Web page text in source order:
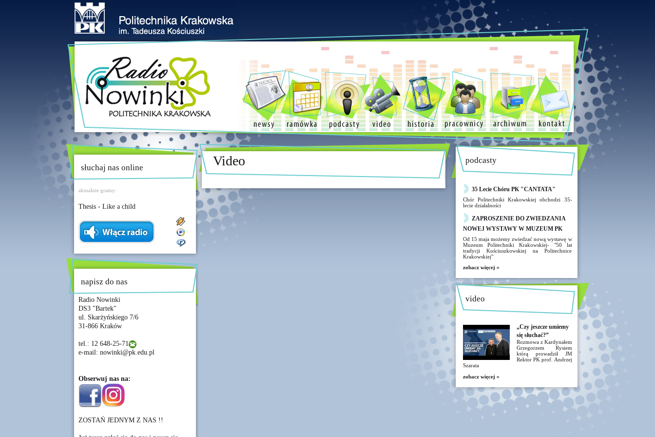
słuchaj nas online
aktualnie gramy:
Thesis - Like a child
napisz do nas
Radio Nowinki
DS3 "Bartek"
ul. Skarżyńskiego 7/6
31-866 Kraków
tel.: 12 648-25-71
e-mail: nowinki@pk.edu.pl
Obserwuj nas na:
ZOSTAŃ JEDNYM Z NAS !!
Video podcasty
35 Lecie Chóru PK "CANTATA"
Chór Politechniki Krakowskiej obchodzi 35-
lecie działalności
ZAPROSZENIE DO ZWIEDZANIA
NOWEJ WYSTAWY W MUZEUM PK
Od 15 maja możemy zwiedzać nową wystawę w
Muzeum Politechniki Krakowskiej- "50 lat
tradycji Kościuszkowskiej na Politechnice
Krakowskiej"
zobacz więcej »
video
„Czy jeszcze umiemy
się słuchać?”
Rozmowa z Kardynałem
Grzegorzem Rysiem
którą prowadził JM
Rektor PK prof. Andrzej
Szarata
zobacz więcej »